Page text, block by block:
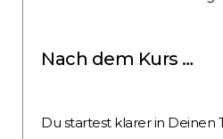
Nach dem Kurs …
Du startest klarer in Deinen